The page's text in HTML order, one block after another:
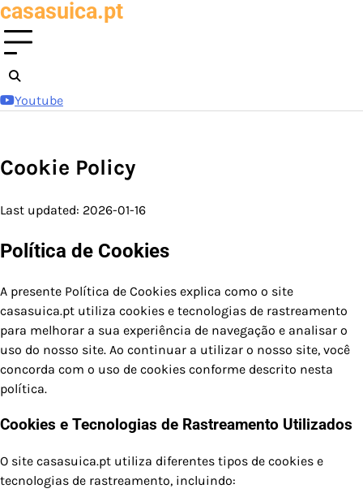
Skip
to
content
casasuica.pt
Youtube
Cookie Policy
Last updated: 2026-01-16
Política de Cookies
A presente Política de Cookies explica como o site
casasuica.pt utiliza cookies e tecnologias de rastreamento
para melhorar a sua experiência de navegação e analisar o
uso do nosso site. Ao continuar a utilizar o nosso site, você
concorda com o uso de cookies conforme descrito nesta
política.
Cookies e Tecnologias de Rastreamento Utilizados
O site casasuica.pt utiliza diferentes tipos de cookies e
tecnologias de rastreamento, incluindo: